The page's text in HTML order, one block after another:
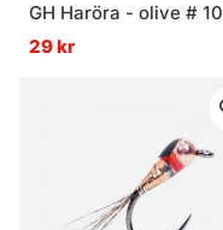
GH Haröra - olive # 10
29 kr